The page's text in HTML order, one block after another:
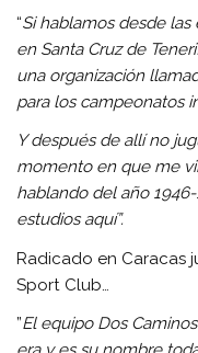
“Si hablamos desde
en Santa Cruz de
una organización
para los campeonatos
Y después de allí no
momento en que me
hablando del año
estudios aquí”.
Radicado en Caracas
Sport Club…
”El equipo Dos